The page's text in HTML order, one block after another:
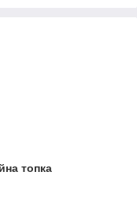
топка